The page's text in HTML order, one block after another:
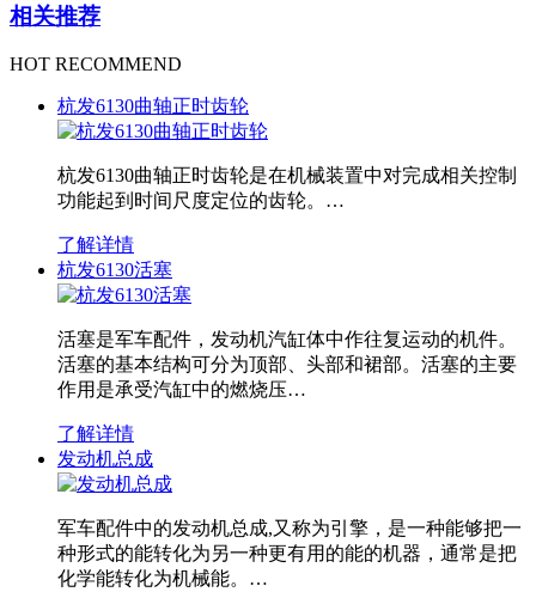
相关推荐
HOT RECOMMEND
杭发6130曲轴正时齿轮
杭发6130曲轴正时齿轮是在机械装置中对完成相关控制
功能起到时间尺度定位的齿轮。…
了解详情
杭发6130活塞
活塞是军车配件，发动机汽缸体中作往复运动的机件。
活塞的基本结构可分为顶部、头部和裙部。活塞的主要
作用是承受汽缸中的燃烧压…
了解详情
发动机总成
军车配件中的发动机总成,又称为引擎，是一种能够把一
种形式的能转化为另一种更有用的能的机器，通常是把
化学能转化为机械能。…